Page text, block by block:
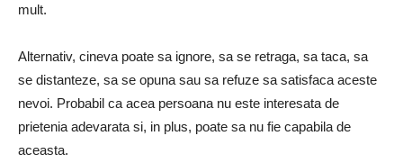
mult.
Alternativ, cineva poate sa ignore, sa se retraga, sa taca, sa
se distanteze, sa se opuna sau sa refuze sa satisfaca aceste
nevoi. Probabil ca acea persoana nu este interesata de
prietenia adevarata si, in plus, poate sa nu fie capabila de
aceasta.